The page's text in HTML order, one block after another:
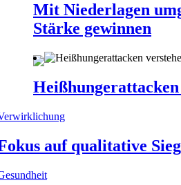
Mit Niederlagen
Stärke gewinnen
auf qualitative